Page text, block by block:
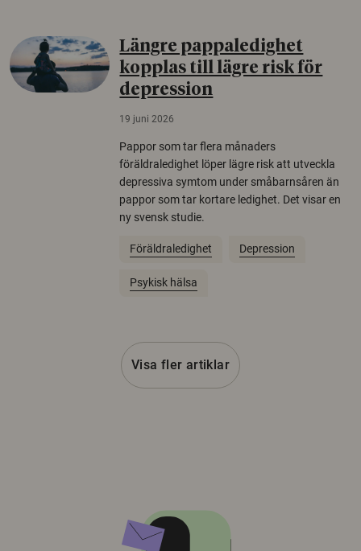
Längre pappaledighet
kopplas till lägre risk för
depression
19 juni 2026
Pappor som tar flera månaders
föräldraledighet löper lägre risk att utveckla
depressiva symtom under småbarnsåren än
pappor som tar kortare ledighet. Det visar en
ny svensk studie.
Föräldraledighet Depression
Psykisk hälsa
Visa fler artiklar